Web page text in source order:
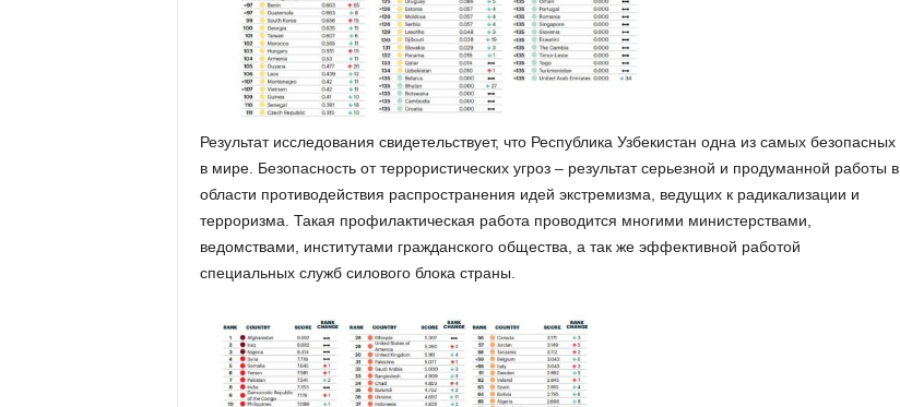
Результат исследования свидетельствует, что Республика Узбекистан одна из самых безопасных
в мире. Безопасность от террористических угроз – результат серьезной и продуманной работы в
области противодействия распространения идей экстремизма, ведущих к радикализации и
терроризма. Такая профилактическая работа проводится многими министерствами,
ведомствами, институтами гражданского общества, а так же эффективной работой
специальных служб силового блока страны.